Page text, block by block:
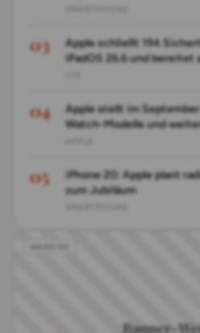
Apple schließt 194
iPadOS 26.6 und bereitet
Apple stellt im
Watch-Modelle und
iPhone 20: Apple plant
zum Jubiläum
Banner-